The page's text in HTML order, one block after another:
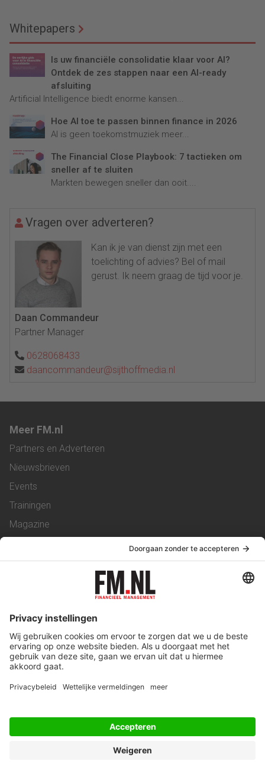
Whitepapers
Is uw financiële consolidatie klaar voor AI?
Ontdek de zes stappen naar een AI-ready
afsluiting
Artificial Intelligence biedt enorme kansen...
Hoe AI toe te passen binnen finance in 2026
AI is geen toekomstmuziek meer...
The Financial Close Playbook: 7 tactieken om
sneller af te sluiten
Markten bewegen sneller dan ooit....
Vragen over adverteren?
Kan ik je van dienst zijn met een
toelichting of advies? Bel of mail
gerust. Ik neem graag de tijd voor je.
Daan Commandeur
Partner Manager
0628068433
daancommandeur@sijthoffmedia.nl
Meer FM.nl
Partners en Adverteren
Nieuwsbrieven
Events
Trainingen
Magazine
Service & Contact
Werken bij ons
Privacy Statement
Algemene Voorwaarden